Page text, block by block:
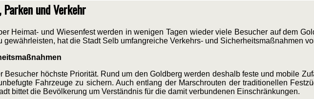
und Verkehr
Heimat- und Wiesenfest werden in wenigen Tagen wieder viele Besucher auf dem
gewährleisten, hat die Stadt Selb umfangreiche Verkehrs- und Sicherheitsmaßnahmen
Besucher höchste Priorität. Rund um den Goldberg werden deshalb feste und mobile
Fahrzeuge zu sichern. Auch entlang der Marschrouten der traditionellen
bittet die Bevölkerung um Verständnis für die damit verbundenen Einschränkungen.